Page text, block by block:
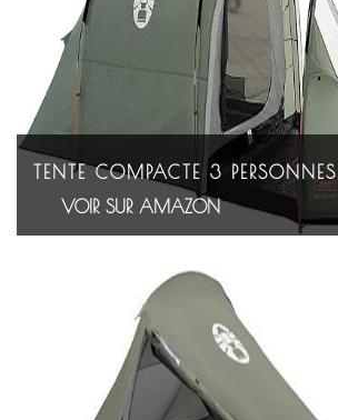
TENTE COMPACTE 3 PERSONNES
VOIR SUR AMAZON